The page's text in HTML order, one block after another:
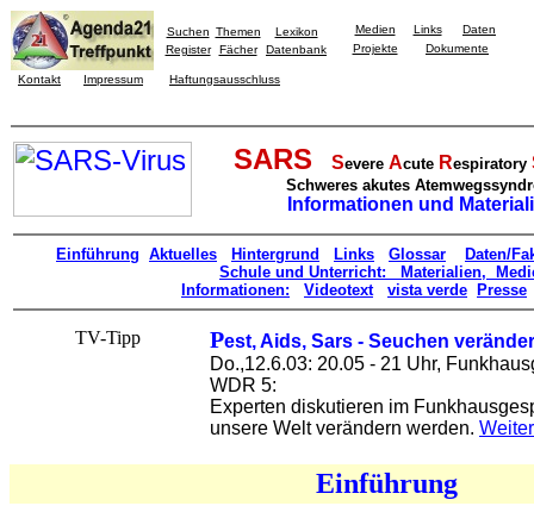
Suchen Themen
Lexikon
Register
Fächer Datenbank
Medien Links
Daten
Projekte
Dokumente
Kontakt Impressum Haftungsausschluss
SARS Severe Acute Respiratory
Schweres akutes
Informationen und
Einführung Aktuelles Hintergrund Links Glossar
Daten/
Schule und Unterricht: Materialien,
Informationen:
Videotext vista verde Presse
TV-Tipp Pest, Aids, Sars - Seuchen
Do.,12.6.03: 20.05 - 21 Uhr,
WDR 5:
Experten diskutieren im
unsere Welt verändern werden.
Einführung